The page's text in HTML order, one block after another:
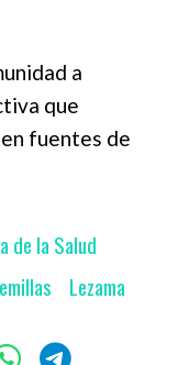
a
que
fuentes de
de la Salud
Lezama